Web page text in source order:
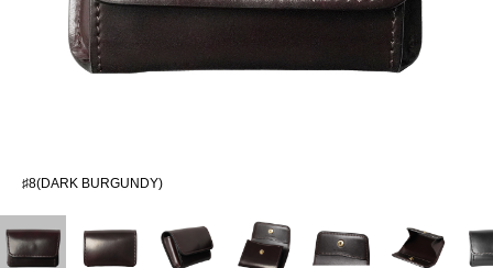
♯8(DARK BURGUNDY)